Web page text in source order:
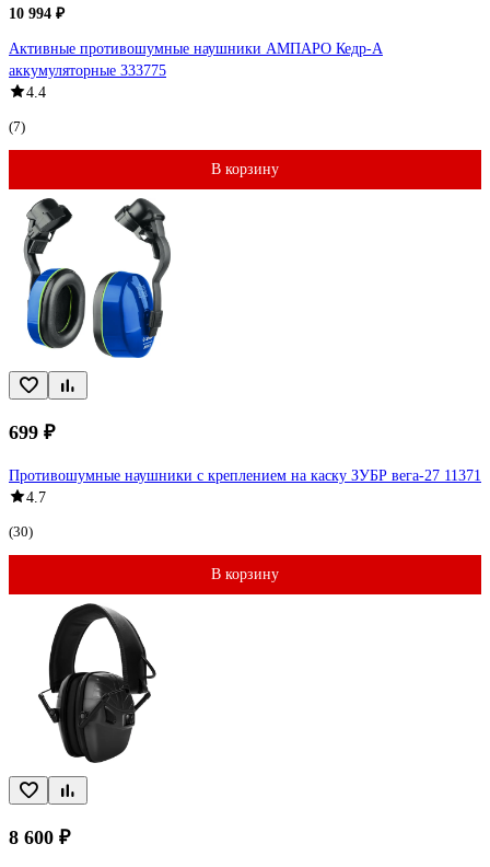
10 994 ₽
Активные противошумные наушники АМПАРО Кедр-А
аккумуляторные 333775
4.4
(7)
В корзину
699 ₽
Противошумные наушники с креплением на каску ЗУБР вега-27 11371
4.7
(30)
В корзину
8 600 ₽